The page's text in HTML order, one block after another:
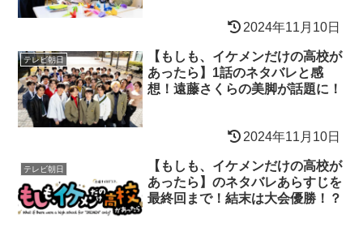
2024年11月10日
テレビ朝日
【もしも、イケメンだけの高校が
あったら】1話のネタバレと感
想！遠藤さくらの美脚が話題に！
2024年11月10日
テレビ朝日
【もしも、イケメンだけの高校が
あったら】のネタバレあらすじを
最終回まで！結末は大会優勝！？